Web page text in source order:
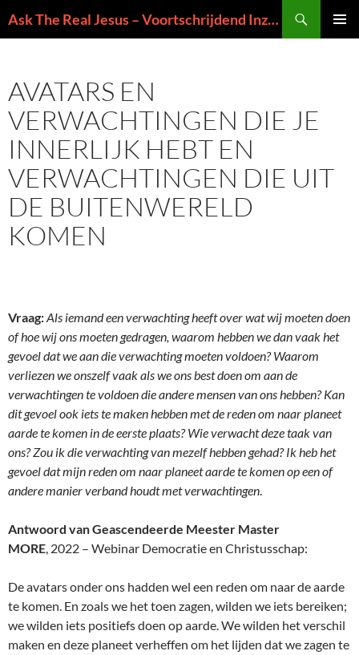
naar
Ask The Real Jesus – Voortschrijdend Inzicht in de Zin van het Leven
AVATARS EN
VERWACHTINGEN DIE JE
INNERLIJK HEBT EN
VERWACHTINGEN DIE UIT
DE BUITENWERELD
KOMEN
Vraag:Als iemand een verwachting heeft over wat wij moeten doen
of hoe wij ons moeten gedragen, waarom hebben we dan vaak het
gevoel dat we aan die verwachting moeten voldoen? Waarom
verliezen we onszelf vaak als we ons best doen om aan de
verwachtingen te voldoen die andere mensen van ons hebben? Kan
dit gevoel ook iets te maken hebben met de reden om naar planeet
aarde te komen in de eerste plaats? Wie verwacht deze taak van
ons? Zou ik die verwachting van mezelf hebben gehad? Ik heb het
gevoel dat mijn reden om naar planeet aarde te komen op een of
andere manier verband houdt met verwachtingen.
Antwoord van Geascendeerde Meester Master
MORE, 2022 – Webinar Democratie en Christusschap:
De avatars onder ons hadden wel een reden om naar de aarde
te komen. En zoals we het toen zagen, wilden we iets bereiken;
we wilden iets positiefs doen op aarde. We wilden het verschil
maken en deze planeet verheffen om het lijden dat we zagen te